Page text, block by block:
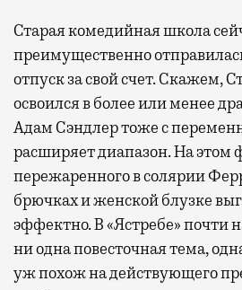
Старая комедийная школа
преимущественно
отпуск за свой счет. Скажем,
освоился в более или менее
Адам Сэндлер тоже с
расширяет диапазон. На этом
пережаренного в солярии
брючках и женской блузке
эффектно. В «Ястребе» почти
ни одна повесточная тема,
уж похож на действующего